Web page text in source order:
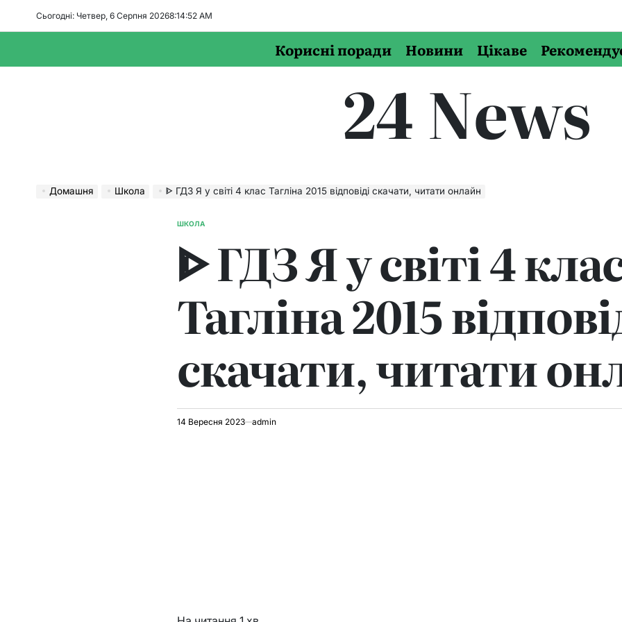
Сьогодні: Четвер, 6 Серпня 20268:14:53 AM
Корисні поради Новини Цікаве
24 News
Домашня Школа ᐈ ГДЗ Я у світі 4 клас Тагліна 2015 відповіді скачати, читати онлайн
ОПУБЛІКУВАТИ
ШКОЛА
ᐈ ГДЗ Я у світі 4
Тагліна 2015
скачати, читати
14 Вересня 2023 admin